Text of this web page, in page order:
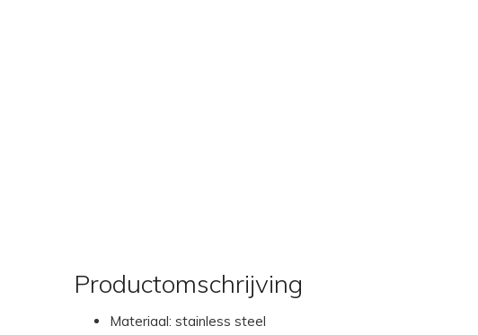
Productomschrijving
Materiaal: stainless steel